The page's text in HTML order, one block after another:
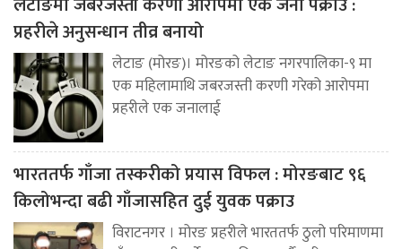
प्रहरीले अनुसन्धान तीव्र बनायो
लेटाङ (मोरङ)। मोरङको लेटाङ नगरपालिका-९ मा
एक महिलामाथि जबरजस्ती करणी गरेको आरोपमा
प्रहरीले एक जनालाई
भारततर्फ गाँजा तस्करीको प्रयास विफल : मोरङबाट ९६
किलोभन्दा बढी गाँजासहित दुई युवक पक्राउ
विराटनगर । मोरङ प्रहरीले भारततर्फ ठुलो परिमाणमा